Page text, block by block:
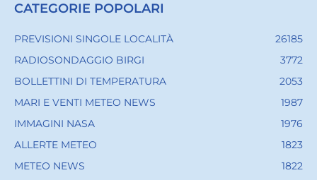
CATEGORIE POPOLARI
PREVISIONI SINGOLE LOCALITÀ
26185
RADIOSONDAGGIO BIRGI
3772
BOLLETTINI DI TEMPERATURA
2053
MARI E VENTI METEO NEWS
1987
IMMAGINI NASA
1976
ALLERTE METEO
1823
METEO NEWS
1822